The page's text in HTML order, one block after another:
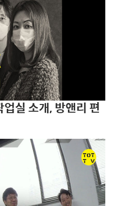
실 소개, 방앤리 편